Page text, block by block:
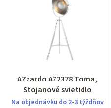
AZzardo AZ2378 Toma,
Stojanové svietidlo
Na objednávku do 2-3 týždňov